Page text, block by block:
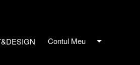
Contul Meu arrow_drop_down